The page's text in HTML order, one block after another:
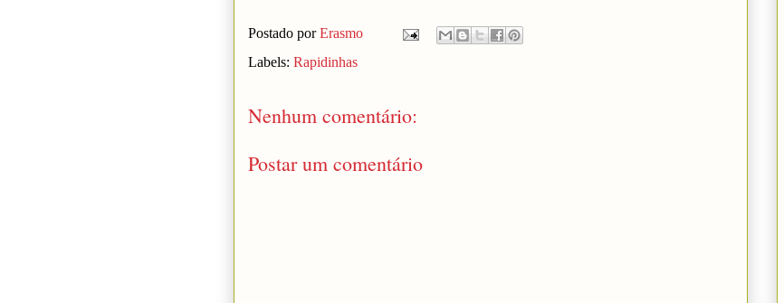
Postado porErasmo
Labels: Rapidinhas
Nenhum comentário:
Postar um comentário